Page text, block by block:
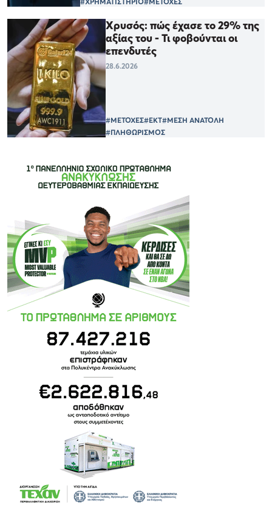
Χρυσός: πώς έχασε το 29% της
αξίας του - Τι φοβούνται οι
επενδυτές
28.6.2026
#ΜΕΤΟΧΕΣ#ΕΚΤ#ΜΕΣΗ ΑΝΑΤΟΛΗ
#ΠΛΗΘΩΡΙΣΜΟΣ